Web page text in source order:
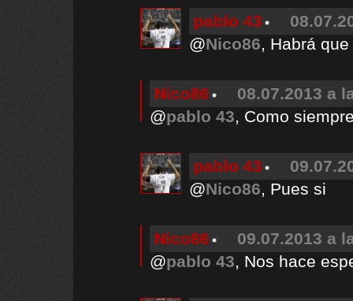
pablo 43
@Nico86, Habrá
Nico86
08.07.2013 a
@pablo 43, Como
pablo 43
@Nico86, Pues si
Nico86
09.07.2013 a
@pablo 43, Nos hace